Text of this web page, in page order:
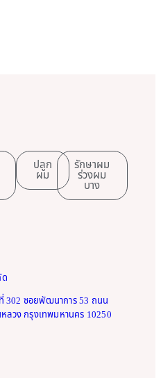
ปลูก
ผม
รักษาผม
ร่วงผม
บาง
302 ซอยพัฒนาการ 53 ถนน
ลวง กรุงเทพมหานคร 10250